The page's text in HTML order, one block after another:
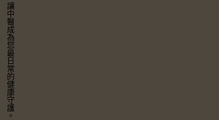
讓中醫成為您最日常的健康守護。